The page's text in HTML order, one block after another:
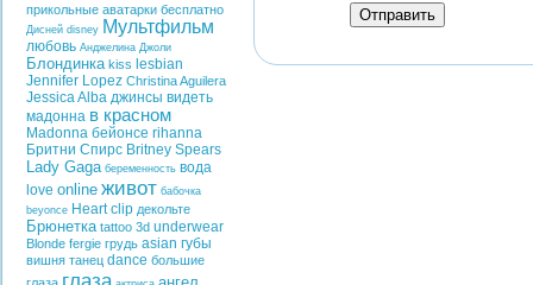
прикольные аватарки бесплатно
Дисней disney Мультфильм
любовь Анджелина Джоли
Блондинка kiss lesbian
Jennifer Lopez Christina Aguilera
Jessica Alba джинсы видеть
мадонна в красном
Madonna бейонсе rihanna
Бритни Спирс Britney Spears
Lady Gaga беременность вода
love online живот бабочка
beyonce Heart clip декольте
Брюнетка tattoo 3d underwear
Blonde fergie грудь asian губы
вишня танец dance большие
глаза
Отправить